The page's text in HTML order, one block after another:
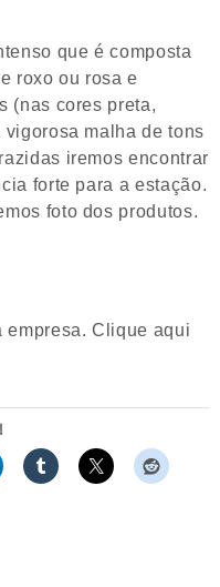
que é composta
roxo ou rosa e
(nas cores preta,
malha de tons
iremos encontrar
forte para a estação.
foto dos produtos.
empresa. Clique aqui